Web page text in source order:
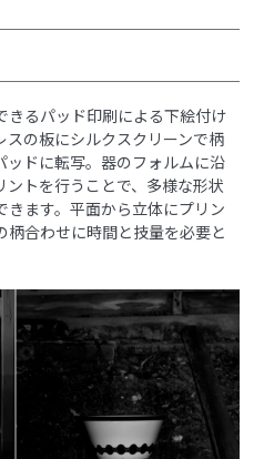
きるパッド印刷による下絵付け
の板にシルクスクリーンで柄
ッドに転写。器のフォルムに沿
トを行うことで、多様な形状
きます。平面から立体にプリン
柄合わせに時間と技量を必要と